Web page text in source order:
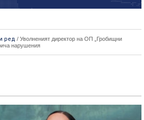
ред / Уволненият директор на ОП „Гробищни
нарушения